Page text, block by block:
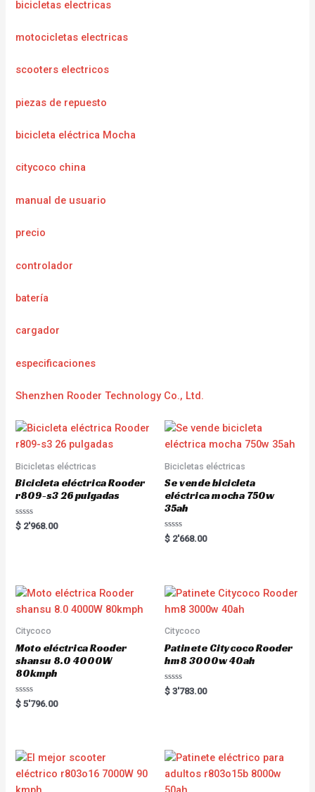
bicicletas electricas
motocicletas electricas
scooters electricos
piezas de repuesto
bicicleta eléctrica Mocha
citycoco china
manual de usuario
precio
controlador
batería
cargador
especificaciones
Shenzhen Rooder Technology Co., Ltd.
Bicicletas eléctricas
Bicicleta eléctrica Rooder
r809-s3 26 pulgadas
R
a
u
t
f
$ 2'968.00
Bicicletas eléctricas
Se vende bicicleta
eléctrica mocha 750w
35ah
R
a
o
u
t
o
5
$ 2'668.00
Citycoco
Moto eléctrica Rooder
shansu 8.0 4000W
80kmph
R
a
o
u
o
f
$ 5'796.00
Citycoco
Patinete Citycoco Rooder
hm8 3000w 40ah
R
a
u
t
f
$ 3'783.00